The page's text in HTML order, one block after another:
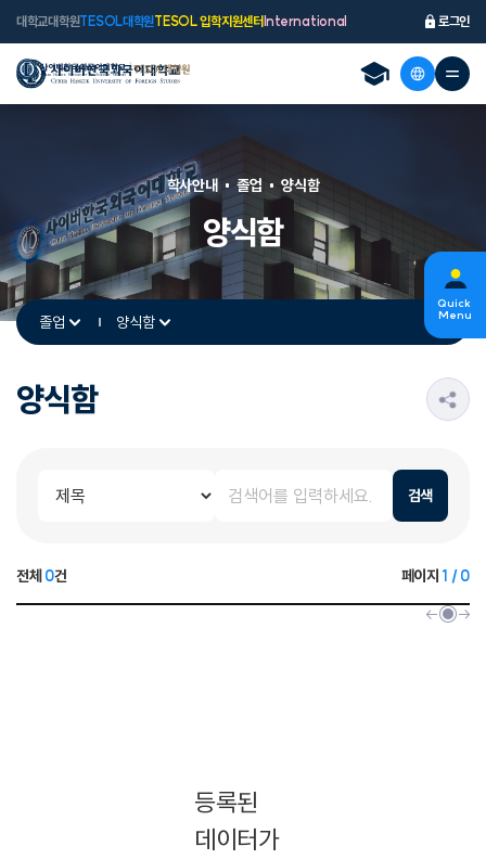
대학교대학원TESOL대학원TESOL 입학지원센터International 로그인
양식함
학사안내 졸업 양식함
졸업 양식함
양식함
검색
전체 0건 페이지 1 / 0
등록된
데이터가
Quick
Menu